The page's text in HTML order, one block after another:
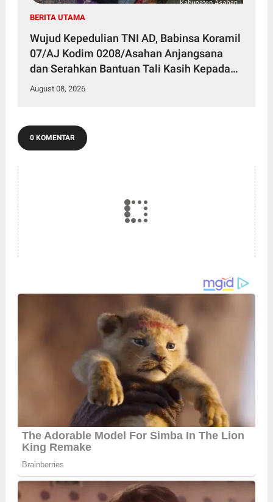
BERITA UTAMA
Wujud Kepedulian TNI AD, Babinsa Koramil
07/AJ Kodim 0208/Asahan Anjangsana
dan Serahkan Bantuan Tali Kasih Kepada
Lansia Usia 97 Tahun
August 08, 2026
0 KOMENTAR